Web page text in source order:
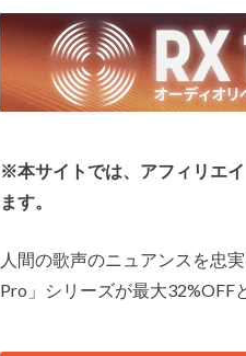
※本サイトでは、アフィリエ
ます。
人間の歌声のニュアンスを忠
Pro」シリーズが最大32%OFF